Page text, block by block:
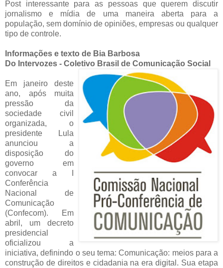
Post interessante para as pessoas que querem discutir
jornalismo e mídia de uma maneira aberta para a
população, sem domínio de opiniões, empresas ou qualquer
tipo de controle.
Informações e texto de Bia Barbosa
Do Intervozes - Coletivo Brasil de Comunicação Social
Em janeiro deste
ano, após muita
pressão da
sociedade civil
organizada, o
presidente Lula
anunciou a
disposição do
governo em
convocar a I
Conferência
Nacional de
Comunicação
(Confecom). Em
abril, um decreto
presidencial
oficializou a
iniciativa, definindo o seu tema: Comunicação: meios para a
construção de direitos e cidadania na era digital. Sua etapa